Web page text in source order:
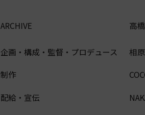
ARCHIVE 高
企画・構成・監督・プロデュース
相
制作
配給・宣伝